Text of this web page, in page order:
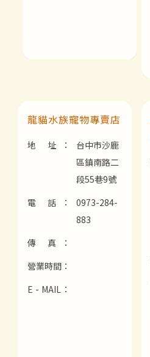
龍貓水族寵物專賣店
地 址：
台中市沙鹿
區鎮南路二
段55巷9號
電 話：
0973-284-
883
傳 真：
營業時間：
E - MAIL：